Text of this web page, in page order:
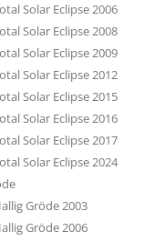
Solar Eclipse 2006
Solar Eclipse 2008
Solar Eclipse 2009
Solar Eclipse 2012
Solar Eclipse 2015
Solar Eclipse 2016
Solar Eclipse 2017
Solar Eclipse 2024
Gröde 2003
Gröde 2006